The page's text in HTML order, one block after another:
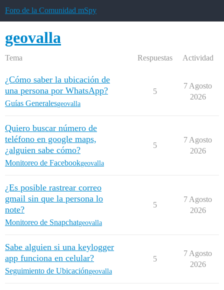
Foro de la Comunidad mSpy
geovalla
Tema Respuestas Actividad
¿Cómo saber la ubicación de
una persona por WhatsApp?
Guías Generalesgeovalla
5
7 Agosto
2026
Quiero buscar número de
teléfono en google maps,
¿alguien sabe cómo?
Monitoreo de Facebookgeovalla
5
7 Agosto
2026
¿Es posible rastrear correo
gmail sin que la persona lo
note?
Monitoreo de Snapchatgeovalla
5
7 Agosto
2026
Sabe alguien si una keylogger
app funciona en celular?
Seguimiento de Ubicacióngeovalla
5
7 Agosto
2026